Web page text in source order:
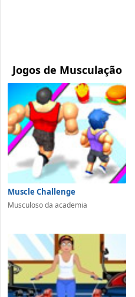
Jogos de Musculação
Muscle Challenge
Musculoso da academia